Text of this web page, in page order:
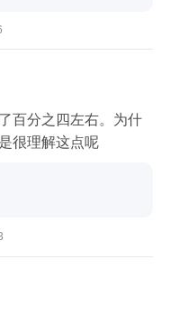
百分之四左右。为什
很理解这点呢